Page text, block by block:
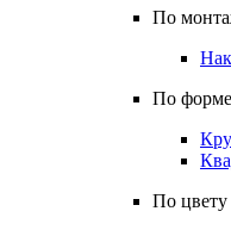
По
По форме
По цвету